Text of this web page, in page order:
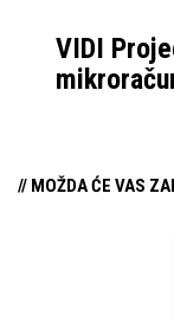
VIDI
// MOŽDA ĆE VAS